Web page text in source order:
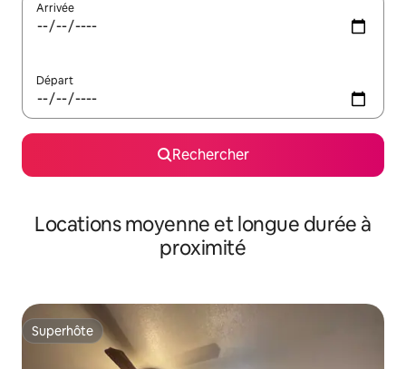
Arrivée
Départ
Rechercher
Locations moyenne et longue durée à
proximité
Superhôte
Superhôte